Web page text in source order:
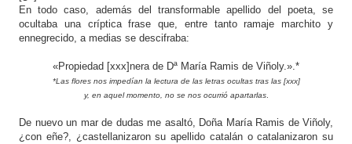
En todo caso, además del transformable apellido del poeta, se
ocultaba una críptica frase que, entre tanto ramaje marchito y
ennegrecido, a medias se descifraba:
«Propiedad [xxx]nera de Dª María Ramis de Viñoly.».*
*Las flores nos impedían la lectura de las letras ocultas tras las [xxx]
y, en aquel momento, no se nos ocurrió apartarlas.
De nuevo un mar de dudas me asaltó, Doña María Ramis de Viñoly,
¿con eñe?, ¿castellanizaron su apellido catalán o catalanizaron su